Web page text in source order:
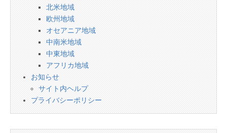
北米地域
欧州地域
オセアニア地域
中南米地域
中東地域
アフリカ地域
お知らせ
サイト内ヘルプ
プライバシーポリシー